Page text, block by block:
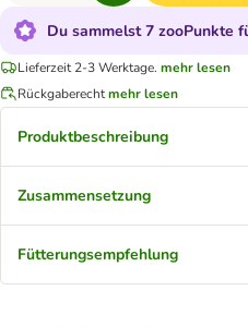
Du sammelst 7 zooPunkte
Lieferzeit 2-3 Werktage. mehr lesen
Rückgaberechtmehr lesen
Produktbeschreibung
Zusammensetzung
Fütterungsempfehlung